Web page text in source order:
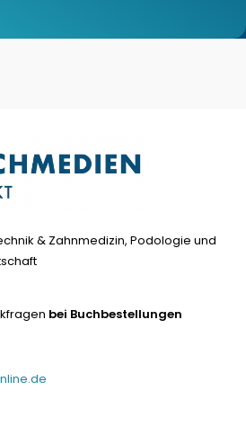
& Zahnmedizin, Podologie und
bei Buchbestellungen